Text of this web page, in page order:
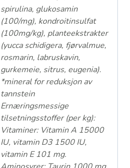
spirulina, glukosamin
(100/mg), kondroitinsulfat
(100mg/kg), planteekstrakter
(yucca schidigera, fjørvalmue,
rosmarin, labruskavin,
gurkemeie, sitrus, eugenia).
*mineral for reduksjon av
tannstein
Ernæringsmessige
tilsetningsstoffer (per kg):
Vitaminer: Vitamin A 15000
IU, vitamin D3 1500 IU,
vitamin E 101 mg.